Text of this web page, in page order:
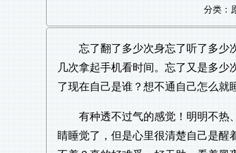
分类：
忘了翻了多少次身忘了听了多少
几次拿起手机看时间。忘了又是多
了现在自己是谁？想不通自己怎么就
有种透不过气的感觉！明明不热
睛睡觉了，但是心里很清楚自己是